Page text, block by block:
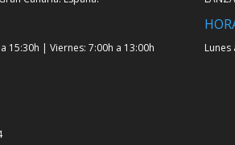
15:30h | Viernes: 7:00h a 13:00h Lunes